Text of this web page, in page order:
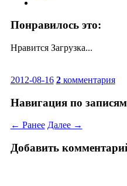
Понравилось это:
Нравится Загрузка...
2012-08-16 2комментария
Навигация по записям
← Ранее Далее →
Добавить